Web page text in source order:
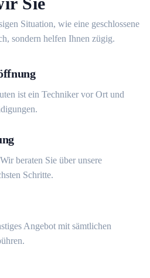
Situation, wie eine geschlossene
sondern helfen Ihnen zügig.
ist ein Techniker vor Ort und
beraten Sie über unsere
Schritte.
Angebot mit sämtlichen